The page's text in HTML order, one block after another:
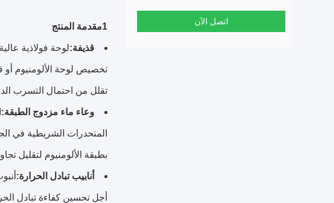
اتصل الآن 1مقدمة المنتج
قذيفة:لوحة فولاذية
تقلل من احتمال التسرب
وعاء ماء مزدوج الطبقة:
المنحدرات الشريطية في
بطبقة الألومنيوم لتقليل
أنابيب تبادل الحرارة:
أجل تحسين كفاءة تبادل